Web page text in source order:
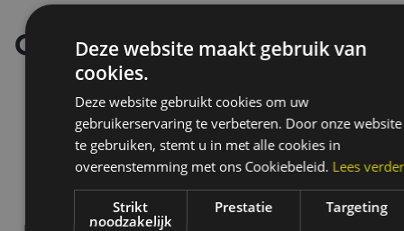
Onze merken
Deze website maakt gebruik van
cookies.
Deze website gebruikt cookies om uw
gebruikerservaring te verbeteren. Door onze website
te gebruiken, stemt u in met alle cookies in
overeenstemming met ons Cookiebeleid. Lees verder
Strikt
noodzakelijk
Prestatie Targeting